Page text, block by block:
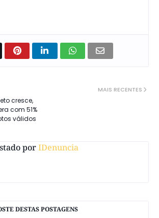
MAIS RECENTES
cresce,
com 51%
válidos
porIDenuncia
DESTAS POSTAGENS